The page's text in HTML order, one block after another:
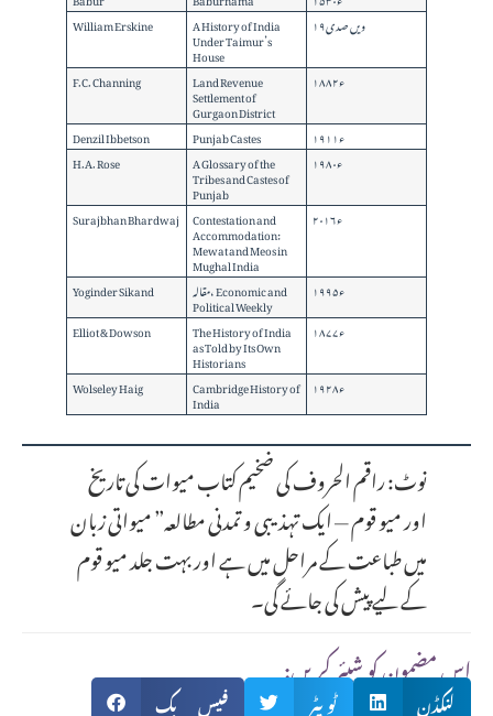
William Erskine
A History of India
Under Taimur’s
House
۱۹ویں صدی
F.C. Channing Land Revenue
Settlement of
Gurgaon District
۱۸۸۲ء
Denzil Ibbetson Punjab Castes
۱۹۱۱ء
H.A. Rose
A Glossary of the
Tribes and Castes of
Punjab
۱۹۸۰ء
Surajbhan Bhardwaj Contestation and
Accommodation:
Mewat and Meos in
Mughal India
۲۰۱۶ء
Yoginder Sikand مقالہ، Economic and
Political Weekly
۱۹۹۵ء
Elliot & Dowson
The History of India
as Told by Its Own
Historians
۱۸۷۷ء
Wolseley Haig Cambridge History of
India
۱۹۲۸ء
نوٹ: راقم الحروف کی ضخیم کتاب میوات کی تاریخ
اور میو قوم — ایک تہذیبی و تمدنی مطالعہ” میواتی زبان
میں طباعت کے مراحل میں ہے اور بہت جلد میو قوم
کے لیے پیش کی جائے گی۔
:اس مضمون کو شیئر کریں
فیس بک ٹویٹر
لنکڈن